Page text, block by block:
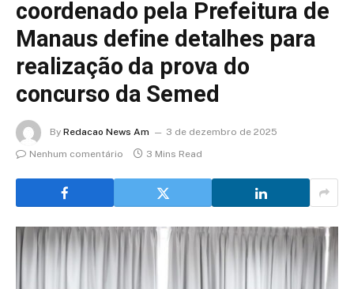
coordenado pela Prefeitura de
Manaus define detalhes para
realização da prova do
concurso da Semed
By Redacao News Am
3 de dezembro de 2025
Nenhum comentário
3 Mins Read